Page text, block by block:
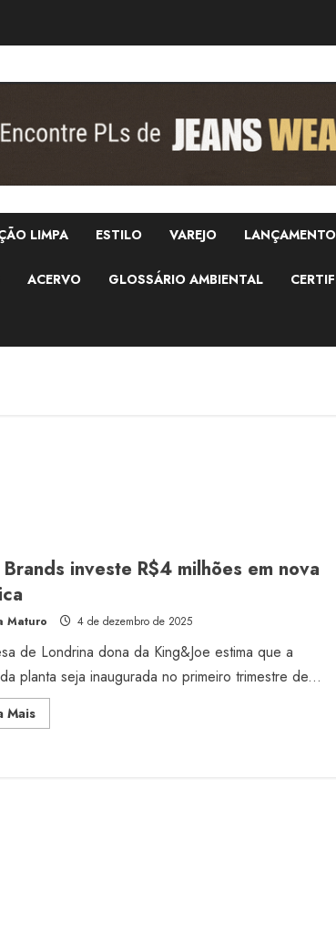
LIMPA ESTILO VAREJO
ACERVO GLOSSÁRIO AMBIENTAL
Brands investe R$4 milhões em nova
Maturo 4 de dezembro de 2025
de Londrina dona da King&Joe estima que a
planta seja inaugurada no primeiro trimestre de...
MaisRead
more